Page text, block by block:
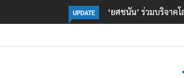
UPDATE
า ช่วยเหยื่อเหตุ รร. เทพศิรินทร์ นนทบุรีตร. อยู่ระหว่า
เหตุเครียดเรื่อ